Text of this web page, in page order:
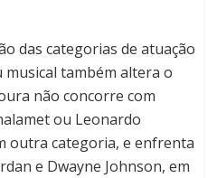
das categorias de atuação
também altera o
não concorre com
ou Leonardo
outra categoria, e enfrenta
e Dwayne Johnson, em